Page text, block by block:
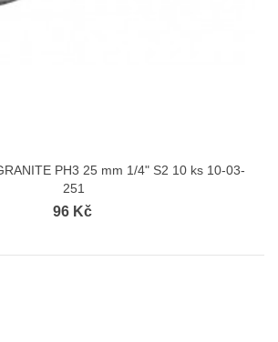
PH3 25 mm 1/4" S2 10 ks 10-03-
251
96 Kč